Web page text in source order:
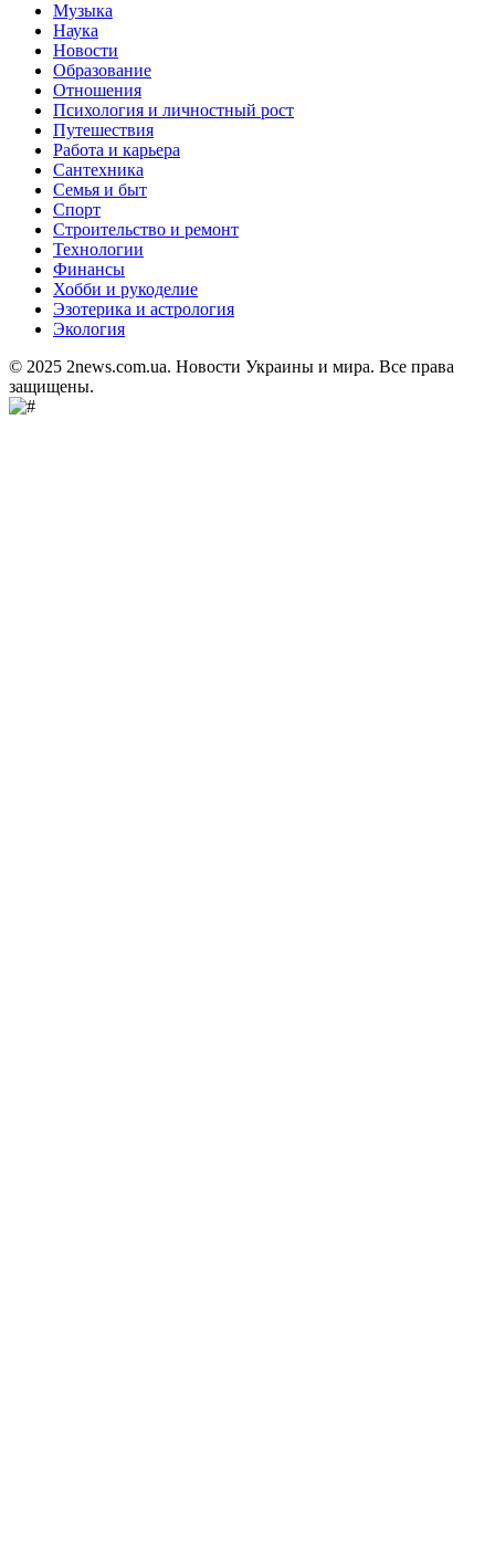
Музыка
Наука
Новости
Образование
Отношения
Психология и личностный рост
Путешествия
Работа и карьера
Сантехника
Семья и быт
Спорт
Строительство и ремонт
Технологии
Финансы
Хобби и рукоделие
Эзотерика и астрология
Экология
© 2025 2news.com.ua. Новости Украины и мира. Все права
защищены.